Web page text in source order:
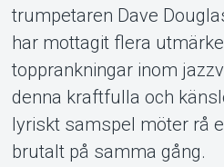
trumpetaren Dave
har mottagit flera
topprankningar inom
denna kraftfulla och
lyriskt samspel möter rå
brutalt på samma gång.